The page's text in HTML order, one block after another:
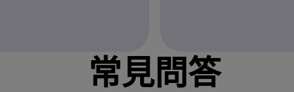
常見問答